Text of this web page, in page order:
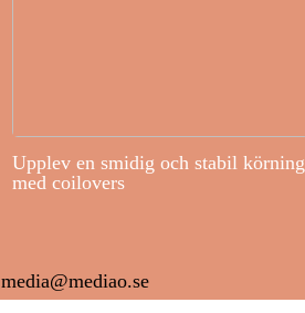
Upplev en smidig och stabil körning
med coilovers
media@mediao.se